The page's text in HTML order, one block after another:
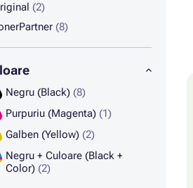
(2)
(8)
Negru (Black) (8)
Purpuriu (Magenta) (1)
Galben (Yellow) (2)
Negru + Culoare (Black +
Color) (2)